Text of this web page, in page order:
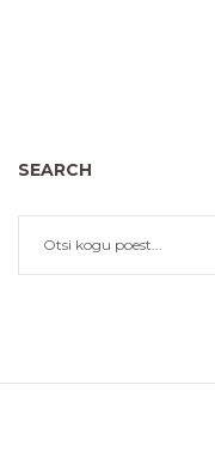
SEARCH